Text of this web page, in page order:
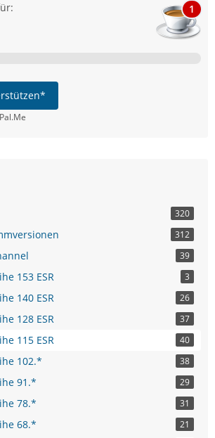
1
320
312
39
153 ESR 3
140 ESR 26
128 ESR 37
115 ESR 40
102.* 38
91.* 29
78.* 31
68.* 21